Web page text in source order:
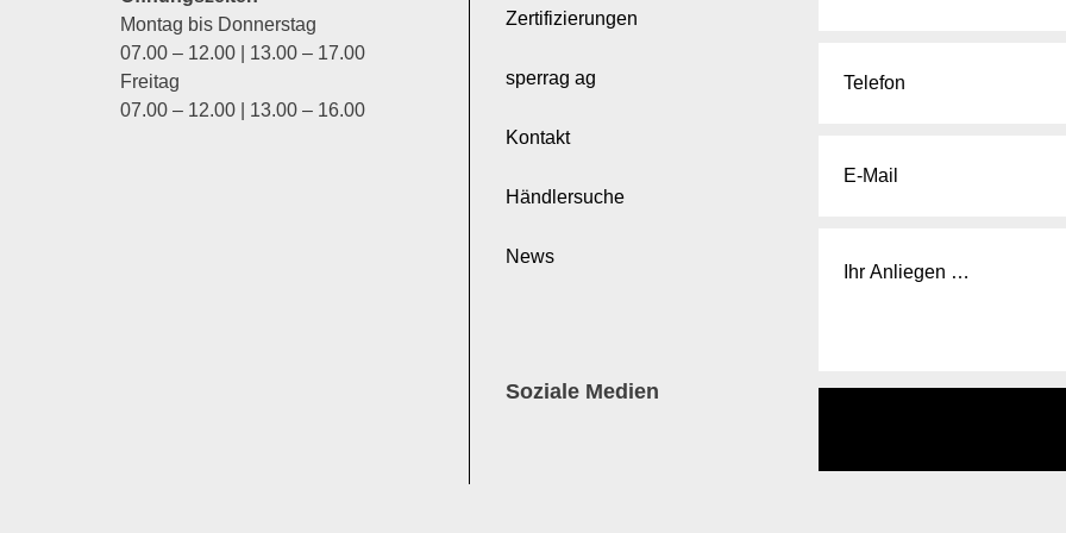
Montag bis Donnerstag
07.00 – 12.00 | 13.00 – 17.00
Freitag
07.00 – 12.00 | 13.00 – 16.00
Zertifizierungen
sperrag ag
Kontakt
Händlersuche
News
Soziale Medien